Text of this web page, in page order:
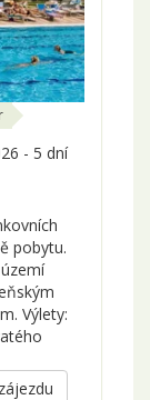
- 5 dní
pobytu.
Výlety: